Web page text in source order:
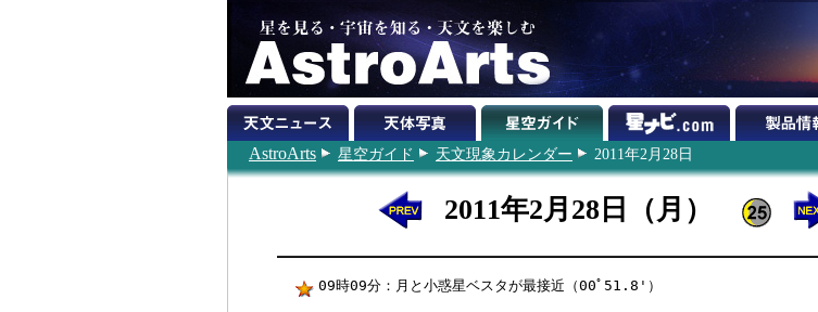
AstroArts 星空ガイド 天文現象カレンダー 2011年2月28日
2011年2月28日（月）
09時09分：月と小惑星ベスタが最接近（00ﾟ51.8'）